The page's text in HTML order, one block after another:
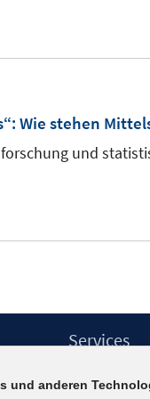
Wie stehen
und
Services
IAB-
und anderen